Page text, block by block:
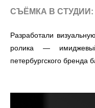
СЪЁМКА В
Разработали
ролика —
петербургского бренда